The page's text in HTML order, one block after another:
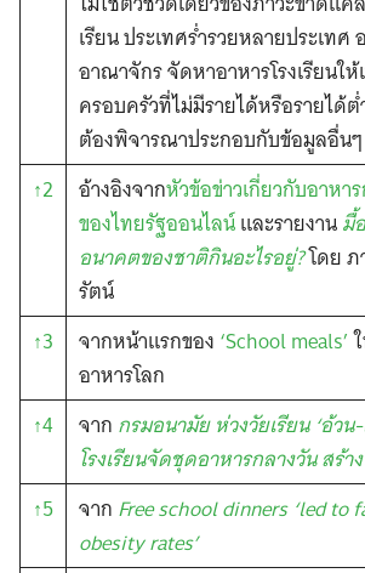
เรียน ประเทศร่ำรวยหลายประเทศ
อาณาจักร จัดหาอาหารโรงเรียนใ
ครอบครัวที่ไม่มีรายได้หรือรายได้ต่
ต้องพิจารณาประกอบกับข้อมูลอื่น
↑2
อ้างอิงจากหัวข้อข่าวเกี่ยวกับอาหา
ของไทยรัฐออนไลน์และรายงานมื้
อนาคตของชาติกินอะไรอยู่?โดย
รัตน์
↑3
จากหน้าแรกของ ‘School meals’
อาหารโลก
↑4
จาก กรมอนามัย ห่วงวัยเรียน ‘อ้วน
โรงเรียนจัดชุดอาหารกลางวัน สร้า
↑5
จาก Free school dinners ‘led
obesity rates’